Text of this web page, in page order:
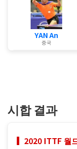
YAN An
중국
시합 결과
2020 ITTF 월